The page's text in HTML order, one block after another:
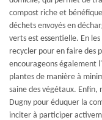
compost riche et
déchets envoyés en
verts est essentielle. En
recycler pour en faire des
encourageons également
plantes de manière à
saine des végétaux. Enfin,
Dugny pour éduquer la
inciter à participer